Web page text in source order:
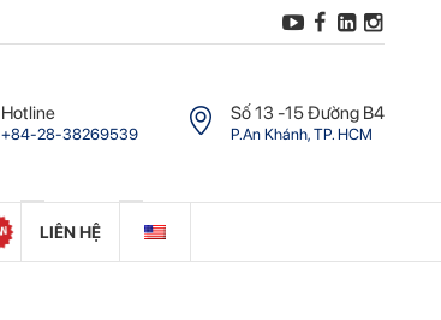
Hotline
+84-28-38269539
Số 13 -15 Ðường B4
P.An Khánh, TP. HCM
LIÊN HỆ